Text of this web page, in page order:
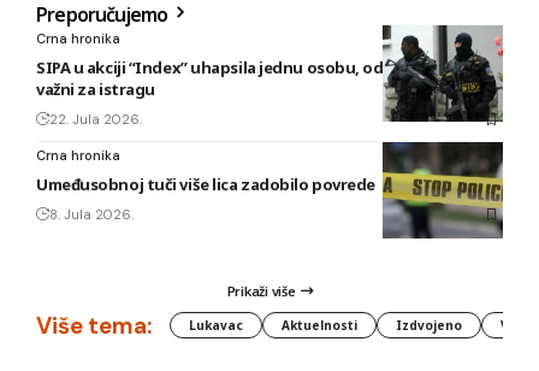
Preporučujemo
Crna hronika
SIPA u akciji “Index” uhapsila jednu osobu, oduzeti predmeti
važni za istragu
22. Jula 2026.
Crna hronika
Umeđusobnoj tuči više lica zadobilo povrede
8. Jula 2026.
Prikaži više
Više tema: Lukavac Aktuelnosti Izdvojeno